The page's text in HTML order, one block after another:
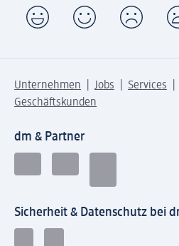
Unternehmen Jobs Services
Geschäftskunden
dm & Partner
Sicherheit & Datenschutz bei